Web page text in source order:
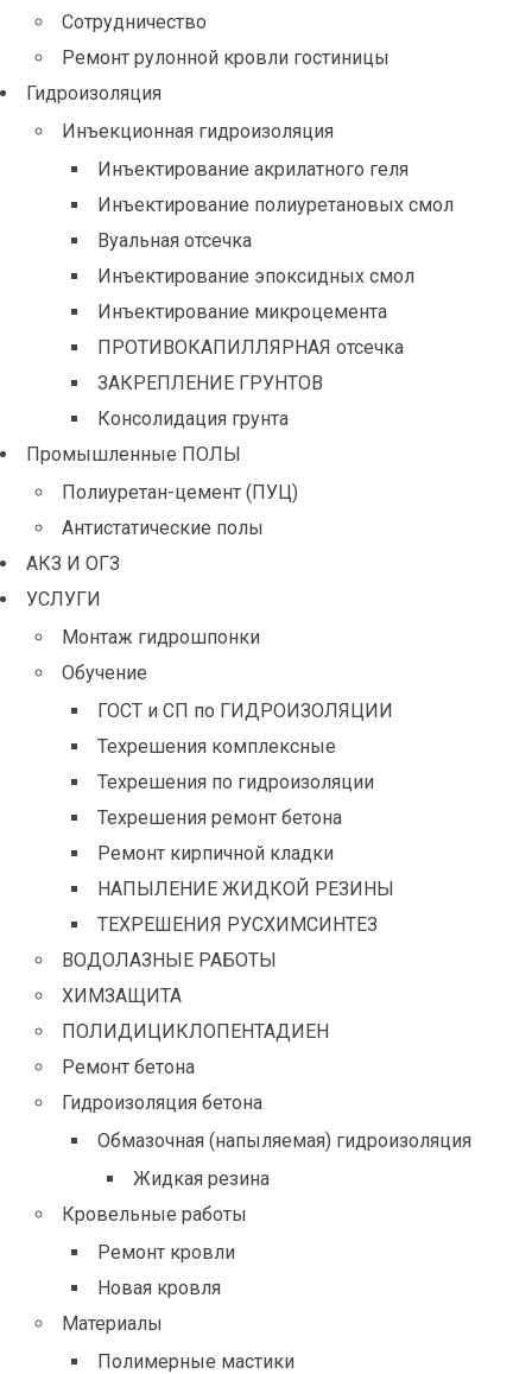
Сотрудничество
Ремонт рулонной кровли гостиницы
Гидроизоляция
Инъекционная гидроизоляция
Инъектирование акрилатного геля
Инъектирование полиуретановых смол
Вуальная отсечка
Инъектирование эпоксидных смол
Инъектирование микроцемента
ПРОТИВОКАПИЛЛЯРНАЯ отсечка
ЗАКРЕПЛЕНИЕ ГРУНТОВ
Консолидация грунта
Промышленные ПОЛЫ
Полиуретан-цемент (ПУЦ)
Антистатические полы
АКЗ И ОГЗ
УСЛУГИ
Монтаж гидрошпонки
Обучение
ГОСТ и СП по ГИДРОИЗОЛЯЦИИ
Техрешения комплексные
Техрешения по гидроизоляции
Техрешения ремонт бетона
Ремонт кирпичной кладки
НАПЫЛЕНИЕ ЖИДКОЙ РЕЗИНЫ
ТЕХРЕШЕНИЯ РУСХИМСИНТЕЗ
ВОДОЛАЗНЫЕ РАБОТЫ
ХИМЗАЩИТА
ПОЛИДИЦИКЛОПЕНТАДИЕН
Ремонт бетона
Гидроизоляция бетона
Обмазочная (напыляемая) гидроизоляция
Жидкая резина
Кровельные работы
Ремонт кровли
Новая кровля
Материалы
Полимерные мастики